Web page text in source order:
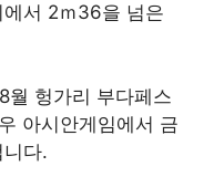
서 2ｍ36을 넘은
월 헝가리 부다페스
아시안게임에서 금
다.